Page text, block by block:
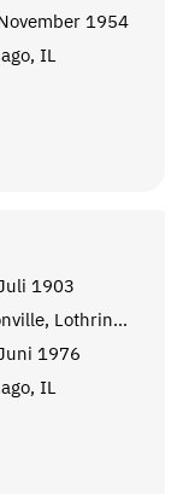
1954
IL
1903
Thionville, Lothringen
1976
IL